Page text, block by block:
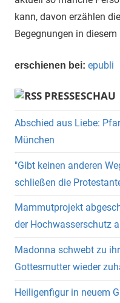
kann, davon erzählen
Begegnungen in diesem
erschienen bei: epubli
PRESSESCHAU
Abschied aus Liebe:
München
"Gibt keinen anderen
schließen die
Mammutprojekt
der Hochwasserschutz
Madonna schwebt zu
Gottesmutter wieder
Heiligenfigur in neuem